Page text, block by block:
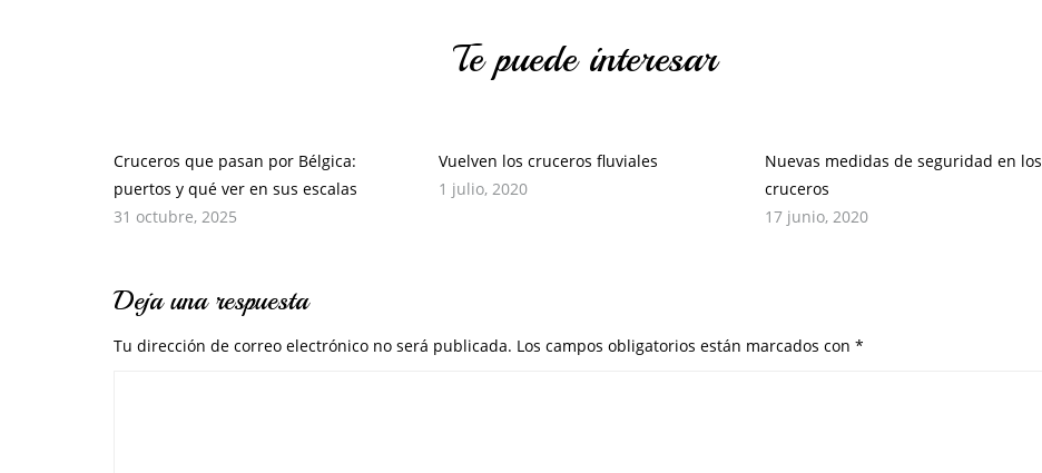
Te puede interesar
Cruceros que pasan por Bélgica:
puertos y qué ver en sus escalas
31 octubre, 2025
Vuelven los cruceros fluviales
1 julio, 2020
Nuevas medidas de seguridad en los
cruceros
17 junio, 2020
Deja una respuesta
Tu dirección de correo electrónico no será publicada. Los campos obligatorios están marcados con *